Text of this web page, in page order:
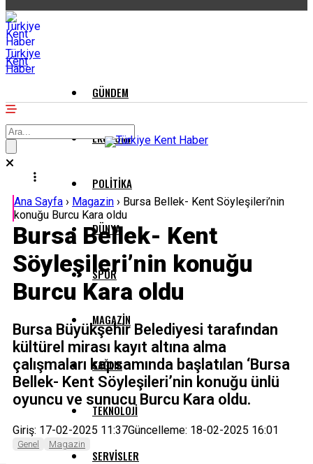
Türkiye
Kent
Haber
GÜNDEM
EKONOMI
POLITIKA
DÜNYA
SPOR
MAGAZIN
SAĞLIK
TEKNOLOJI
SERVISLER
Ana Sayfa › Magazin › Bursa Bellek- Kent Söyleşileri’nin
konuğu Burcu Kara oldu
Bursa Bellek- Kent
Söyleşileri’nin konuğu
Burcu Kara oldu
Bursa Büyükşehir Belediyesi tarafından
kültürel mirası kayıt altına alma
çalışmaları kapsamında başlatılan ‘Bursa
Bellek- Kent Söyleşileri’nin konuğu ünlü
oyuncu ve sunucu Burcu Kara oldu.
Giriş: 17-02-2025 11:37Güncelleme: 18-02-2025 16:01
Genel Magazin